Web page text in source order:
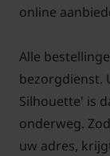
online
Alle
bezorgdienst.
Silhouette' is
onderweg.
uw adres,